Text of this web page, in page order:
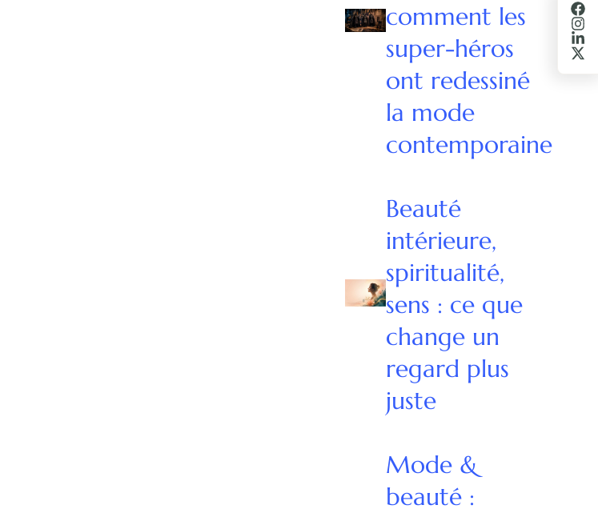
comment les
super-héros
ont redessiné
la mode
contemporaine
Beauté
intérieure,
spiritualité,
sens : ce que
change un
regard plus
juste
Mode &
beauté :